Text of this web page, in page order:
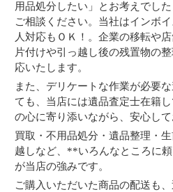
用品処分したい」とお考えでし
ご相談ください。当社はインボ
人対応もＯＫ！。企業の移転や
片付けや引っ越し後の残置物の
応いたします。
また、デリケートな作業が必要
ても、当店には遺品査定士在籍
の心に寄り添いながら、安心して
買取・不用品処分・遺品整理・
越しなど、**いろんなところに
が当店の強みです。
ご購入いただいた商品の配送も